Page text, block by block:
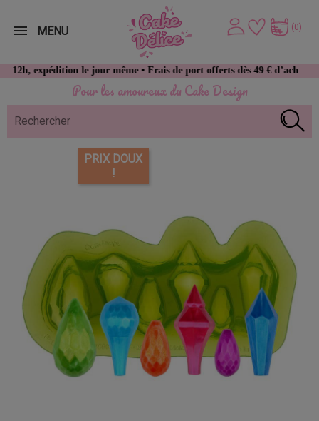
Pour les amoureux du Cake Design
le jour même • Frais de port offerts dès 49 € d’achat
(0)
MENU
PRIX DOUX
!